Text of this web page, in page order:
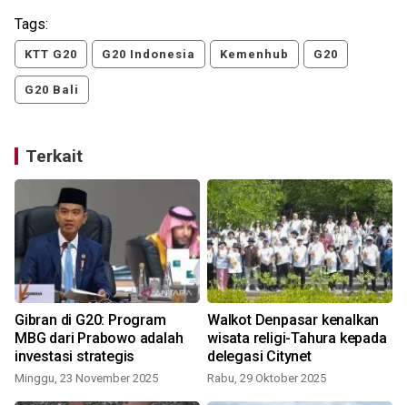
Tags:
KTT G20 G20 Indonesia Kemenhub G20
G20 Bali
Terkait
Gibran di G20: Program
MBG dari Prabowo adalah
investasi strategis
Minggu, 23 November 2025
Walkot Denpasar kenalkan
wisata religi-Tahura kepada
delegasi Citynet
Rabu, 29 Oktober 2025